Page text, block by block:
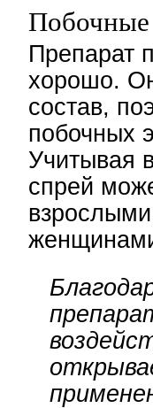
Побочные
Препарат
хорошо.
состав,
побочных
Учитывая
спрей